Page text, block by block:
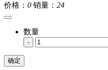
价格： 0 销量： 24
数量
-